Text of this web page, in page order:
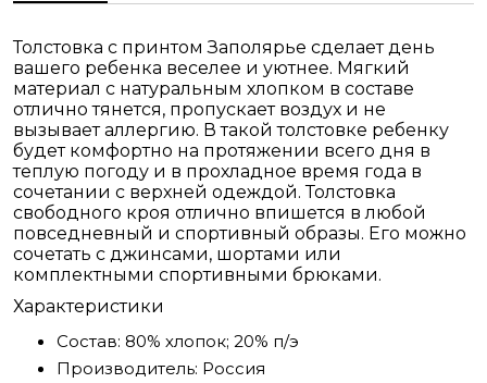
Толстовка с принтом Заполярье сделает день
вашего ребенка веселее и уютнее. Мягкий
материал с натуральным хлопком в составе
отлично тянется, пропускает воздух и не
вызывает аллергию. В такой толстовке ребенку
будет комфортно на протяжении всего дня в
теплую погоду и в прохладное время года в
сочетании с верхней одеждой. Толстовка
свободного кроя отлично впишется в любой
повседневный и спортивный образы. Его можно
сочетать с джинсами, шортами или
комплектными спортивными брюками.
Характеристики
Состав: 80% хлопок; 20% п/э
Производитель: Россия